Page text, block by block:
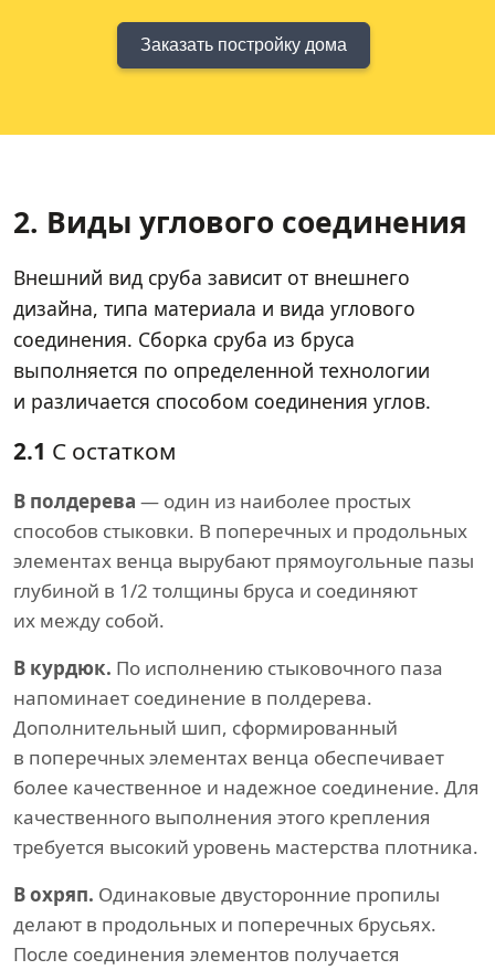
Заказать постройку дома
2. Виды углового соединения
Внешний вид сруба зависит от внешнего
дизайна, типа материала и вида углового
соединения. Сборка сруба из бруса
выполняется по определенной технологии
и различается способом соединения углов.
2.1 С остатком
В полдерева — один из наиболее простых
способов стыковки. В поперечных и продольных
элементах венца вырубают прямоугольные пазы
глубиной в 1/2 толщины бруса и соединяют
их между собой.
В курдюк. По исполнению стыковочного паза
напоминает соединение в полдерева.
Дополнительный шип, сформированный
в поперечных элементах венца обеспечивает
более качественное и надежное соединение. Для
качественного выполнения этого крепления
требуется высокий уровень мастерства плотника.
В охряп. Одинаковые двусторонние пропилы
делают в продольных и поперечных брусьях.
После соединения элементов получается